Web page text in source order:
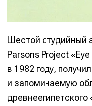
Шестой студийный
Parsons Project
в 1982 году,
и запоминаемую